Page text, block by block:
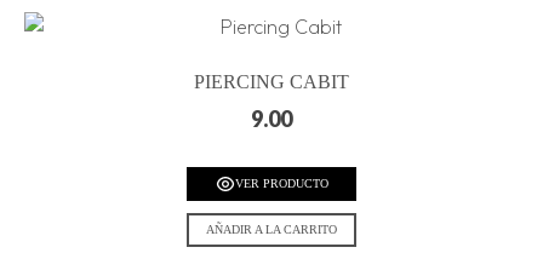
PIERCING CABIT
9.00
VER PRODUCTO
AÑADIR A LA CARRITO